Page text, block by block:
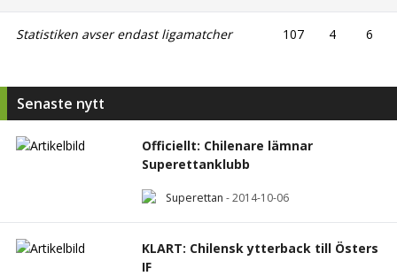
Statistiken avser endast ligamatcher 107 4 6
Senaste nytt
Officiellt: Chilenare lämnar
Superettanklubb
Superettan -2014-10-06
KLART: Chilensk ytterback till Östers
IF